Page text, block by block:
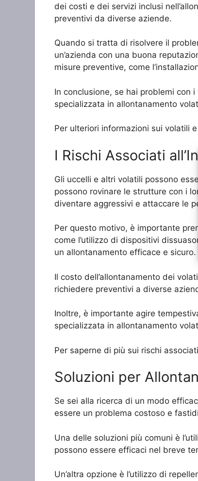
dei costi e dei servizi inclusi
preventivi da diverse aziende.
Quando si tratta di risolvere il
un’azienda con una buona
misure preventive, come
In conclusione, se hai problemi con
specializzata in allontanamento
Per ulteriori informazioni sui volatili
I Rischi Associati
Gli uccelli e altri volatili possono
possono rovinare le strutture con i
diventare aggressivi e attaccare le
Per questo motivo, è importante
come l’utilizzo di dispositivi
un allontanamento efficace e sicuro.
Il costo dell’allontanamento dei
richiedere preventivi a diverse
Inoltre, è importante agire
specializzata in allontanamento
Per saperne di più sui rischi
Soluzioni per
Se sei alla ricerca di un modo
essere un problema costoso e
Una delle soluzioni più comuni è
possono essere efficaci nel breve
Un’altra opzione è l’utilizzo di